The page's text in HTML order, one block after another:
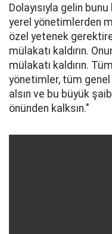
Dolayısıyla gelin
yerel yönetimlerden
özel yetenek
mülakatı kaldırın.
mülakatı kaldırın.
yönetimler, tüm genel
alsın ve bu büyük
önünden kalksın."